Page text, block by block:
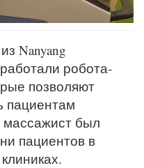
Nanyang
робота-
позволяют
пациентам
был
пациентов в